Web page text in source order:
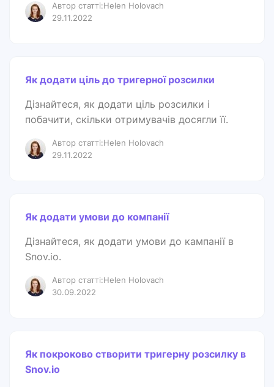
Автор статті:Helen Holovach
29.11.2022
Як додати ціль до тригерної розсилки
Дізнайтеся, як додати ціль розсилки і
побачити, скільки отримувачів досягли її.
Автор статті:Helen Holovach
29.11.2022
Як додати умови до компанії
Дізнайтеся, як додати умови до кампанії в
Snov.io.
Автор статті:Helen Holovach
30.09.2022
Як покроково створити тригерну розсилку в
Snov.io